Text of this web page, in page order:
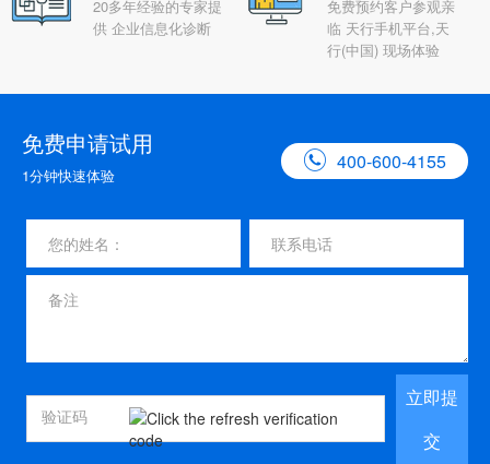
20多年经验的专家提
供 企业信息化诊断
免费预约客户参观亲
临 天行手机平台,天
行(中国) 现场体验
免费申请试用
1分钟快速体验
 400-600-4155
立即提
交